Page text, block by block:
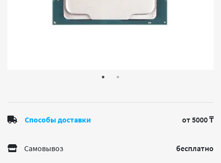
Способы доставки от 5000 ₸
Самовывоз бесплатно